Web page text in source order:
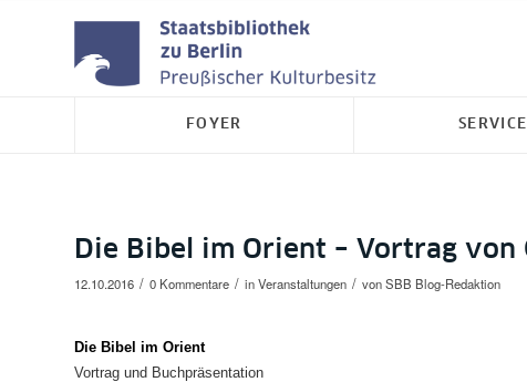
FOYER SERVICE
Die Bibel im Orient – Vortrag von
12.10.2016 / 0 Kommentare / inVeranstaltungen / vonSBB Blog-Redaktion
Die Bibel im Orient
Vortrag und Buchpräsentation